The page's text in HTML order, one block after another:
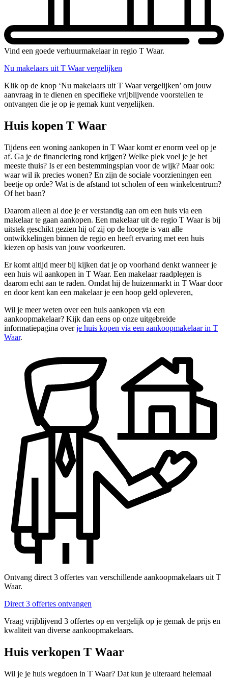
Vind een goede verhuurmakelaar in regio T Waar.
Nu makelaars uit T Waar vergelijken
Klik op de knop ‘Nu makelaars uit T Waar vergelijken’ om jouw
aanvraag in te dienen en specifieke vrijblijvende voorstellen te
ontvangen die je op je gemak kunt vergelijken.
Huis kopen T Waar
Tijdens een woning aankopen in T Waar komt er enorm veel op je
af. Ga je de financiering rond krijgen? Welke plek voel je je het
meeste thuis? Is er een bestemmingsplan voor de wijk? Maar ook:
waar wil ik precies wonen? En zijn de sociale voorzieningen een
beetje op orde? Wat is de afstand tot scholen of een winkelcentrum?
Of het baan?
Daarom alleen al doe je er verstandig aan om een huis via een
makelaar te gaan aankopen. Een makelaar uit de regio T Waar is bij
uitstek geschikt gezien hij of zij op de hoogte is van alle
ontwikkelingen binnen de regio en heeft ervaring met een huis
kiezen op basis van jouw voorkeuren.
Er komt altijd meer bij kijken dat je op voorhand denkt wanneer je
een huis wil aankopen in T Waar. Een makelaar raadplegen is
daarom echt aan te raden. Omdat hij de huizenmarkt in T Waar door
en door kent kan een makelaar je een hoop geld opleveren,
Wil je meer weten over een huis aankopen via een
aankoopmakelaar? Kijk dan eens op onze uitgebreide
informatiepagina overje huis kopen via een aankoopmakelaar in T
Waar.
Ontvang direct 3 offertes van verschillende aankoopmakelaars uit T
Waar.
Direct 3 offertes ontvangen
Vraag vrijblijvend 3 offertes op en vergelijk op je gemak de prijs en
kwaliteit van diverse aankoopmakelaars.
Huis verkopen T Waar
Wil je je huis wegdoen in T Waar? Dat kun je uiteraard helemaal